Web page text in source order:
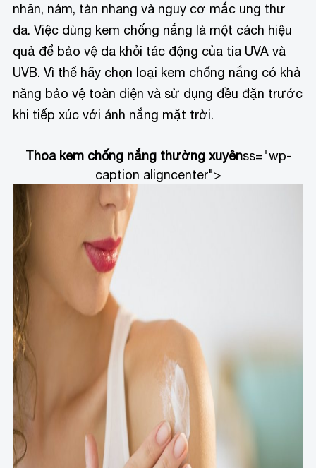
nhăn, nám, tàn nhang và nguy cơ mắc ung thư
da. Việc dùng kem chống nắng là một cách hiệu
quả để bảo vệ da khỏi tác động của tia UVA và
UVB. Vì thế hãy chọn loại kem chống nắng có khả
năng bảo vệ toàn diện và sử dụng đều đặn trước
khi tiếp xúc với ánh nắng mặt trời.
Thoa kem chống nắng thường xuyênss="wp-
caption aligncenter">